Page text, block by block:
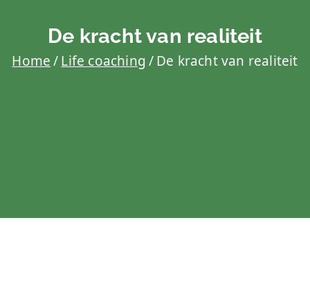
De kracht van realiteit
Home Life coaching De kracht van realiteit